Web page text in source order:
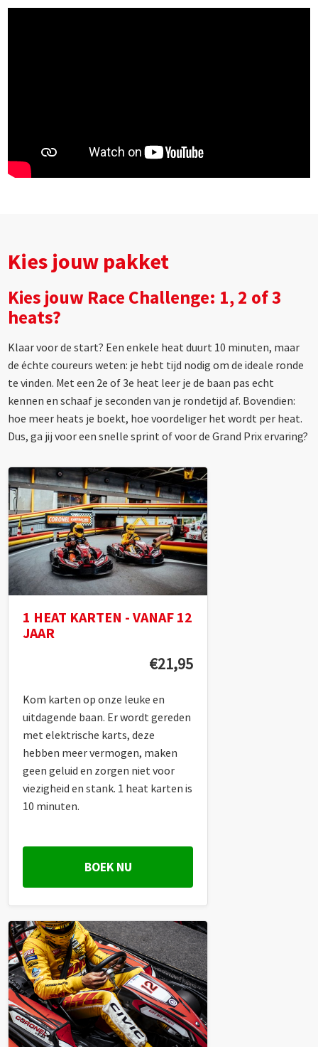
Kies jouw pakket
Kies jouw Race Challenge: 1, 2 of 3
heats?
Klaar voor de start? Een enkele heat duurt 10 minuten, maar
de échte coureurs weten: je hebt tijd nodig om de ideale ronde
te vinden. Met een 2e of 3e heat leer je de baan pas echt
kennen en schaaf je seconden van je rondetijd af. Bovendien:
hoe meer heats je boekt, hoe voordeliger het wordt per heat.
Dus, ga jij voor een snelle sprint of voor de Grand Prix ervaring?
1 HEAT KARTEN - VANAF 12
JAAR
€21,95
Kom karten op onze leuke en
uitdagende baan. Er wordt gereden
met elektrische karts, deze
hebben meer vermogen, maken
geen geluid en zorgen niet voor
viezigheid en stank. 1 heat karten is
10 minuten.
BOEK NU